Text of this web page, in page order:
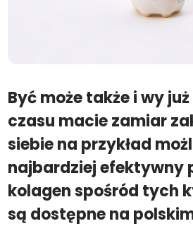
Być może także i wy
czasu macie zamiar
siebie na przykład
najbardziej efektywny
kolagen spośród tych
są dostępne na